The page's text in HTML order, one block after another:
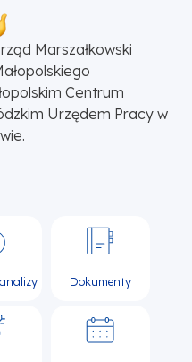
Marszałkowski
Centrum
Urzędem Pracy w
Dokumenty